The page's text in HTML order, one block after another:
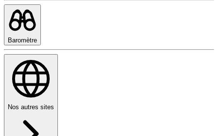
Baromètre
Nos autres sites